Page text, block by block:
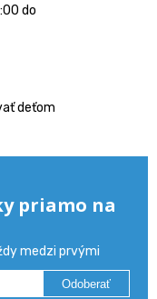
do
deťom
priamo na
medzi prvými
Odoberať